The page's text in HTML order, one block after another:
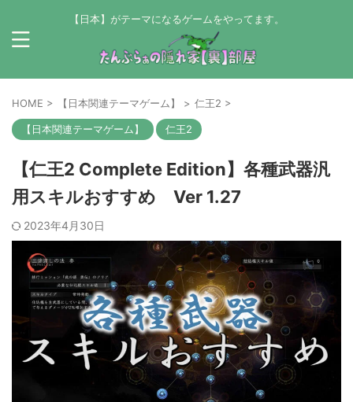
【日本】がテーマになるゲームをやってます。
HOME > 【日本関連テーマゲーム】 > 仁王2 >
【日本関連テーマゲーム】 仁王2
【仁王2 Complete Edition】各種武器汎
用スキルおすすめ Ver 1.27
2023年4月30日